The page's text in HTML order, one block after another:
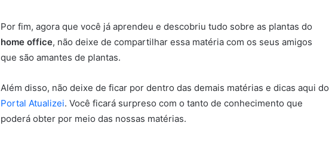
Por fim, agora que você já aprendeu e descobriu tudo sobre as plantas do
home office, não deixe de compartilhar essa matéria com os seus amigos
que são amantes de plantas.
Além disso, não deixe de ficar por dentro das demais matérias e dicas aqui do
Portal Atualizei. Você ficará surpreso com o tanto de conhecimento que
poderá obter por meio das nossas matérias.